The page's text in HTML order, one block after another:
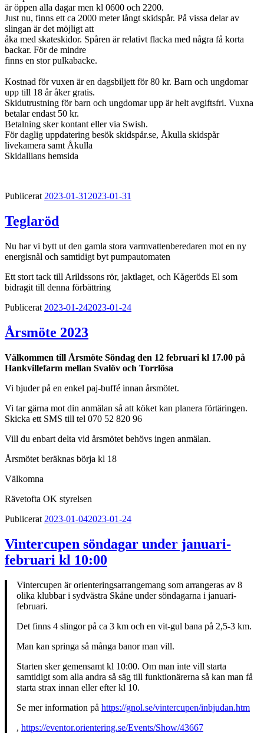
är öppen alla dagar men kl 0600 och 2200.
Just nu, finns ett ca 2000 meter långt skidspår. På vissa delar av
slingan är det möjligt att
åka med skateskidor. Spåren är relativt flacka med några få korta
backar. För de mindre
finns en stor pulkabacke.
Kostnad för vuxen är en dagsbiljett för 80 kr. Barn och ungdomar
upp till 18 år åker gratis.
Skidutrustning för barn och ungdomar upp är helt avgiftsfri. Vuxna
betalar endast 50 kr.
Betalning sker kontant eller via Swish.
För daglig uppdatering besök skidspår.se, Åkulla skidspår
livekamera samt Åkulla
Skidallians hemsida
Publicerat 2023-01-31 2023-01-31
Teglaröd
Nu har vi bytt ut den gamla stora varmvattenberedaren mot en ny
energisnål och samtidigt byt pumpautomaten
Ett stort tack till Arildssons rör, jaktlaget, och Kågeröds El som
bidragit till denna förbättring
Publicerat 2023-01-242023-01-24
Årsmöte 2023
Välkommen till Årsmöte Söndag den 12 februari kl 17.00 på
Hankvillefarm mellan Svalöv och Torrlösa
Vi bjuder på en enkel paj-buffé innan årsmötet.
Vi tar gärna mot din anmälan så att köket kan planera förtäringen.
Skicka ett SMS till tel 070 52 820 96
Vill du enbart delta vid årsmötet behövs ingen anmälan.
Årsmötet beräknas börja kl 18
Välkomna
Rävetofta OK styrelsen
Publicerat 2023-01-042023-01-24
Vintercupen söndagar under januari-
februari kl 10:00
Vintercupen är orienteringsarrangemang som arrangeras av 8
olika klubbar i sydvästra Skåne under söndagarna i januari-
februari.
Det finns 4 slingor på ca 3 km och en vit-gul bana på 2,5-3 km.
Man kan springa så många banor man vill.
Starten sker gemensamt kl 10:00. Om man inte vill starta
samtidigt som alla andra så säg till funktionärerna så kan man få
starta strax innan eller efter kl 10.
Se mer information på https://gnol.se/vintercupen/inbjudan.htm
, https://eventor.orientering.se/Events/Show/43667